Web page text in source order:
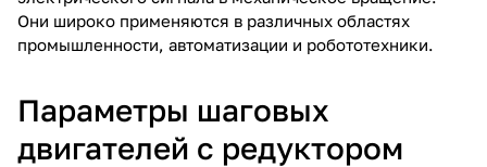
Они широко применяются в различных областях
промышленности, автоматизации и робототехники.
Параметры шаговых
двигателей с редуктором